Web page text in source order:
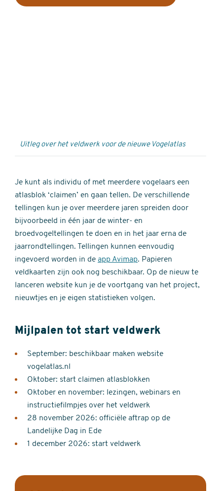
Uitleg over het veldwerk voor de nieuwe Vogelatlas
Je kunt als individu of met meerdere vogelaars een
atlasblok ‘claimen’ en gaan tellen. De verschillende
tellingen kun je over meerdere jaren spreiden door
bijvoorbeeld in één jaar de winter- en
broedvogeltellingen te doen en in het jaar erna de
jaarrondtellingen. Tellingen kunnen eenvoudig
ingevoerd worden in de app Avimap. Papieren
veldkaarten zijn ook nog beschikbaar. Op de nieuw te
lanceren website kun je de voortgang van het project,
nieuwtjes en je eigen statistieken volgen.
Mijlpalen tot start veldwerk
September: beschikbaar maken website
vogelatlas.nl
Oktober: start claimen atlasblokken
Oktober en november: lezingen, webinars en
instructiefilmpjes over het veldwerk
28 november 2026: officiële aftrap op de
Landelijke Dag in Ede
1 december 2026: start veldwerk